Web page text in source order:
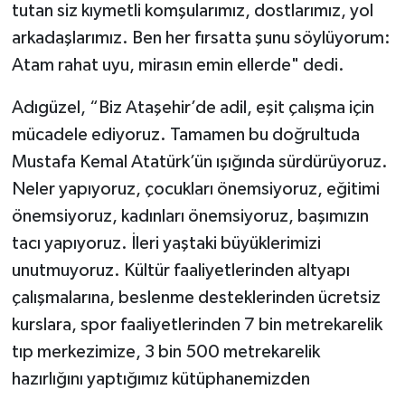
tutan siz kıymetli komşularımız, dostlarımız, yol
arkadaşlarımız. Ben her fırsatta şunu söylüyorum:
Atam rahat uyu, mirasın emin ellerde" dedi.
Adıgüzel, “Biz Ataşehir’de adil, eşit çalışma için
mücadele ediyoruz. Tamamen bu doğrultuda
Mustafa Kemal Atatürk’ün ışığında sürdürüyoruz.
Neler yapıyoruz, çocukları önemsiyoruz, eğitimi
önemsiyoruz, kadınları önemsiyoruz, başımızın
tacı yapıyoruz. İleri yaştaki büyüklerimizi
unutmuyoruz. Kültür faaliyetlerinden altyapı
çalışmalarına, beslenme desteklerinden ücretsiz
kurslara, spor faaliyetlerinden 7 bin metrekarelik
tıp merkezimize, 3 bin 500 metrekarelik
hazırlığını yaptığımız kütüphanemizden